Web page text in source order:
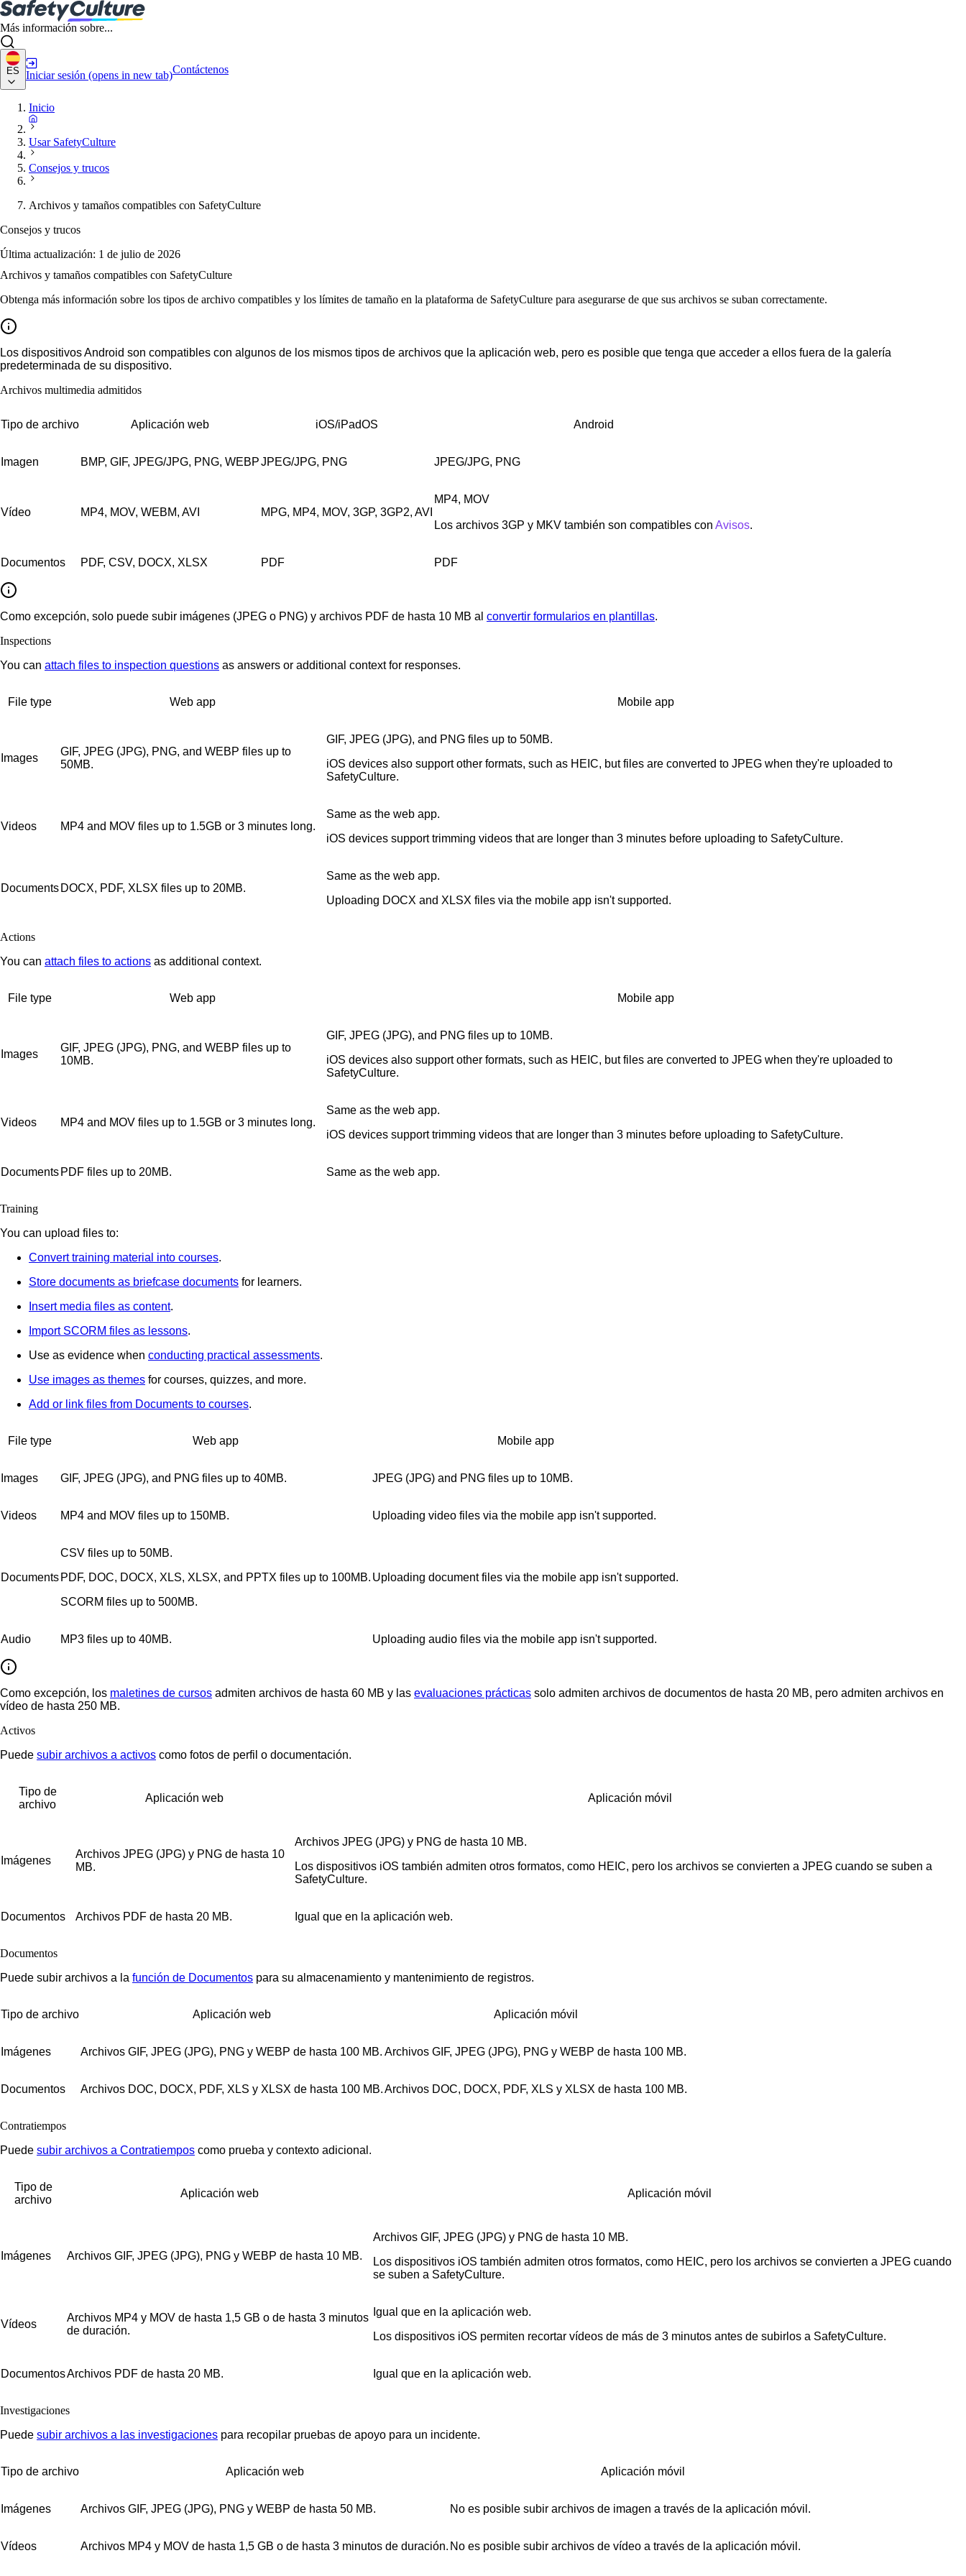
Más información sobre...
ES Iniciar sesión (opens in new tab)Contáctenos
Inicio
Usar SafetyCulture
Consejos y trucos
Archivos y tamaños compatibles con SafetyCulture
Consejos y trucos
Última actualización: 1 de julio de 2026
Archivos y tamaños compatibles con SafetyCulture
Obtenga más información sobre los tipos de archivo compatibles y los límites de tamaño en la plataforma de SafetyCulture para asegurarse de que sus archivos se suban correctamente.
Los dispositivos Android son compatibles con algunos de los mismos tipos de archivos que la aplicación web, pero es posible que tenga que acceder a ellos fuera de la galería
predeterminada de su dispositivo.
Archivos multimedia admitidos
Tipo de archivo Aplicación web iOS/iPadOS Android
Imagen BMP, GIF, JPEG/JPG, PNG, WEBPJPEG/JPG, PNG JPEG/JPG, PNG
Vídeo MP4, MOV, WEBM, AVI MPG, MP4, MOV, 3GP, 3GP2, AVI
MP4, MOV
Los archivos 3GP y MKV también son compatibles con Avisos.
Documentos PDF, CSV, DOCX, XLSX PDF PDF
Como excepción, solo puede subir imágenes (JPEG o PNG) y archivos PDF de hasta 10 MB al convertir formularios en plantillas.
Inspections
You can attach files to inspection questions as answers or additional context for responses.
File type Web app Mobile app
Images
GIF, JPEG (JPG), PNG, and WEBP files up to
50MB.
GIF, JPEG (JPG), and PNG files up to 50MB.
iOS devices also support other formats, such as HEIC, but files are converted to JPEG when they're uploaded to
SafetyCulture.
Videos MP4 and MOV files up to 1.5GB or 3 minutes long.
Same as the web app.
iOS devices support trimming videos that are longer than 3 minutes before uploading to SafetyCulture.
Documents DOCX, PDF, XLSX files up to 20MB.
Same as the web app.
Uploading DOCX and XLSX files via the mobile app isn't supported.
Actions
You can attach files to actions as additional context.
File type Web app Mobile app
Images
GIF, JPEG (JPG), PNG, and WEBP files up to
10MB.
GIF, JPEG (JPG), and PNG files up to 10MB.
iOS devices also support other formats, such as HEIC, but files are converted to JPEG when they're uploaded to
SafetyCulture.
Videos MP4 and MOV files up to 1.5GB or 3 minutes long.
Same as the web app.
iOS devices support trimming videos that are longer than 3 minutes before uploading to SafetyCulture.
Documents PDF files up to 20MB. Same as the web app.
Training
You can upload files to:
Convert training material into courses.
Store documents as briefcase documents for learners.
Insert media files as content.
Import SCORM files as lessons.
Use as evidence when conducting practical assessments.
Use images as themes for courses, quizzes, and more.
Add or link files from Documents to courses.
File type Web app Mobile app
Images GIF, JPEG (JPG), and PNG files up to 40MB. JPEG (JPG) and PNG files up to 10MB.
Videos MP4 and MOV files up to 150MB. Uploading video files via the mobile app isn't supported.
Documents
CSV files up to 50MB.
PDF, DOC, DOCX, XLS, XLSX, and PPTX files up to 100MB.
SCORM files up to 500MB.
Uploading document files via the mobile app isn't supported.
Audio MP3 files up to 40MB. Uploading audio files via the mobile app isn't supported.
Como excepción, los maletines de cursos admiten archivos de hasta 60 MB y las evaluaciones prácticas solo admiten archivos de documentos de hasta 20 MB, pero admiten archivos en
vídeo de hasta 250 MB.
Activos
Puede subir archivos a activos como fotos de perfil o documentación.
Tipo de
archivo
Aplicación web Aplicación móvil
Imágenes
Archivos JPEG (JPG) y PNG de hasta 10
MB.
Archivos JPEG (JPG) y PNG de hasta 10 MB.
Los dispositivos iOS también admiten otros formatos, como HEIC, pero los archivos se convierten a JPEG cuando se suben a
SafetyCulture.
Documentos Archivos PDF de hasta 20 MB. Igual que en la aplicación web.
Documentos
Puede subir archivos a la función de Documentos para su almacenamiento y mantenimiento de registros.
Tipo de archivo Aplicación web Aplicación móvil
Imágenes Archivos GIF, JPEG (JPG), PNG y WEBP de hasta 100 MB. Archivos GIF, JPEG (JPG), PNG y WEBP de hasta 100 MB.
Documentos Archivos DOC, DOCX, PDF, XLS y XLSX de hasta 100 MB.Archivos DOC, DOCX, PDF, XLS y XLSX de hasta 100 MB.
Contratiempos
Puede subir archivos a Contratiempos como prueba y contexto adicional.
Tipo de
archivo
Aplicación web Aplicación móvil
Imágenes Archivos GIF, JPEG (JPG), PNG y WEBP de hasta 10 MB.
Archivos GIF, JPEG (JPG) y PNG de hasta 10 MB.
Los dispositivos iOS también admiten otros formatos, como HEIC, pero los archivos se convierten a JPEG cuando
se suben a SafetyCulture.
Vídeos
Archivos MP4 y MOV de hasta 1,5 GB o de hasta 3 minutos
de duración.
Igual que en la aplicación web.
Los dispositivos iOS permiten recortar vídeos de más de 3 minutos antes de subirlos a SafetyCulture.
DocumentosArchivos PDF de hasta 20 MB. Igual que en la aplicación web.
Investigaciones
Puede subir archivos a las investigaciones para recopilar pruebas de apoyo para un incidente.
Tipo de archivo Aplicación web Aplicación móvil
Imágenes Archivos GIF, JPEG (JPG), PNG y WEBP de hasta 50 MB. No es posible subir archivos de imagen a través de la aplicación móvil.
Vídeos Archivos MP4 y MOV de hasta 1,5 GB o de hasta 3 minutos de duración. No es posible subir archivos de vídeo a través de la aplicación móvil.